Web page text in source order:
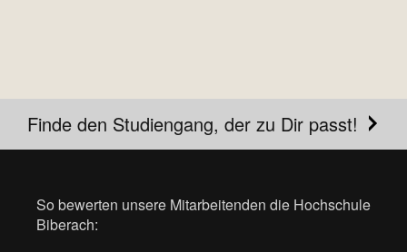
Finde den Studiengang, der zu Dir passt!
So bewerten unsere Mitarbeitenden die Hochschule
Biberach: